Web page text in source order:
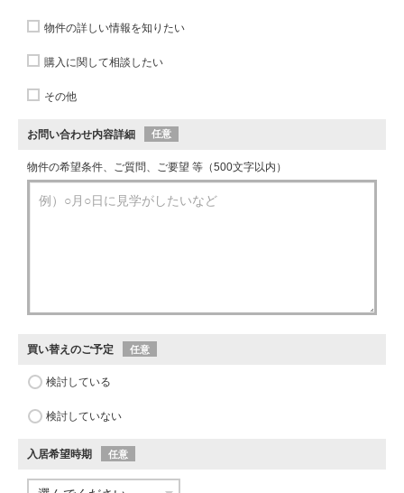
物件の詳しい情報を知りたい
購入に関して相談したい
その他
お問い合わせ内容詳細 任意
物件の希望条件、ご質問、ご要望 等（500文字以内）
買い替えのご予定 任意
検討している
検討していない
入居希望時期 任意